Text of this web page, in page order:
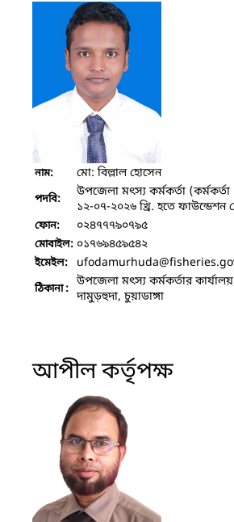
নাম: মো: বিল্লাল হোসেন
পদবি:
উপজেলা মৎস্য কর্মকর্তা (কর্মকর্তা
১২-০৭-২০২৬ খ্রি. হতে ফাউন্ডেশন
ফোন: ০২৪৭৭৭৯০৭৯৫
মোবাইল: ০১৭৬৯৪৫৯৫৪২
ইমেইল: ufodamurhuda
ঠিকানা : উপজেলা মৎস্য কর্মকর্তার
দামুড়হুদা, চুয়াডাঙ্গা
আপীল কর্তৃপক্ষ